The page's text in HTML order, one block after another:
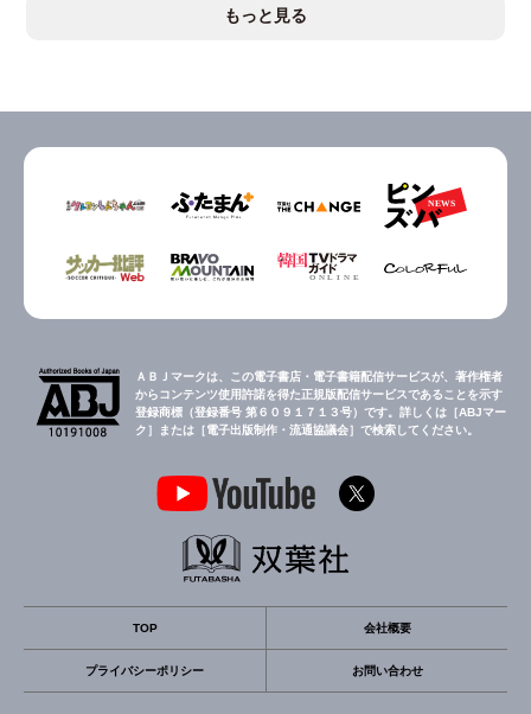
もっと見る
ＡＢＪマークは、この電子書店・電子書籍配信サービスが、著作権者
からコンテンツ使用許諾を得た正規版配信サービスであることを示す
登録商標（登録番号 第６０９１７１３号）です。詳しくは［ABJマー
ク］または［電子出版制作・流通協議会］で検索してください。
TOP 会社概要
プライバシーポリシー お問い合わせ